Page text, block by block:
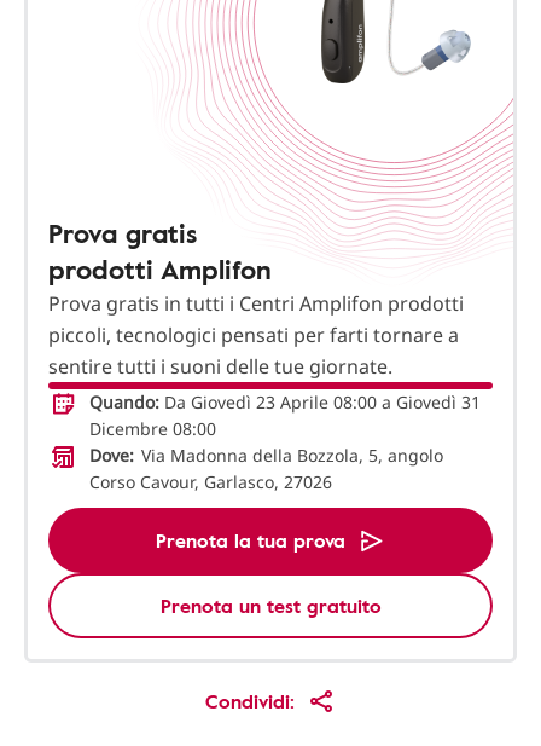
Prova gratis
prodotti Amplifon
Prova gratis in tutti i Centri Amplifon prodotti
piccoli, tecnologici pensati per farti tornare a
sentire tutti i suoni delle tue giornate.
Quando: Da Giovedì 23 Aprile 08:00 a Giovedì 31
Dicembre 08:00
Dove: Via Madonna della Bozzola, 5, angolo
Corso Cavour, Garlasco, 27026
Prenota la tua prova
Prenota un test gratuito
Condividi: